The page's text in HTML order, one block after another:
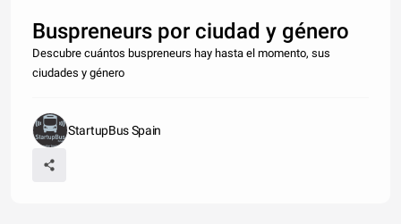
Buspreneurs por ciudad y género
Descubre cuántos buspreneurs hay hasta el momento, sus
ciudades y género
StartupBus Spain